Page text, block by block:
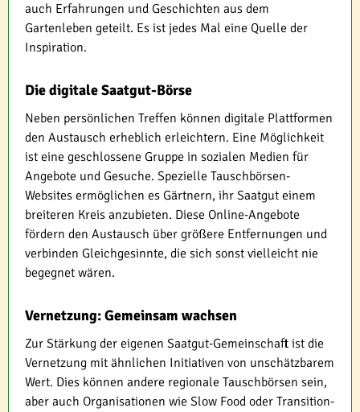
auch Erfahrungen und Geschichten aus dem
Gartenleben geteilt. Es ist jedes Mal eine Quelle der
Inspiration.
Die digitale Saatgut-Börse
Neben persönlichen Treffen können digitale Plattformen
den Austausch erheblich erleichtern. Eine Möglichkeit
ist eine geschlossene Gruppe in sozialen Medien für
Angebote und Gesuche. Spezielle Tauschbörsen-
Websites ermöglichen es Gärtnern, ihr Saatgut einem
breiteren Kreis anzubieten. Diese Online-Angebote
fördern den Austausch über größere Entfernungen und
verbinden Gleichgesinnte, die sich sonst vielleicht nie
begegnet wären.
Vernetzung: Gemeinsam wachsen
Zur Stärkung der eigenen Saatgut-Gemeinschaft ist die
Vernetzung mit ähnlichen Initiativen von unschätzbarem
Wert. Dies können andere regionale Tauschbörsen sein,
aber auch Organisationen wie Slow Food oder Transition-